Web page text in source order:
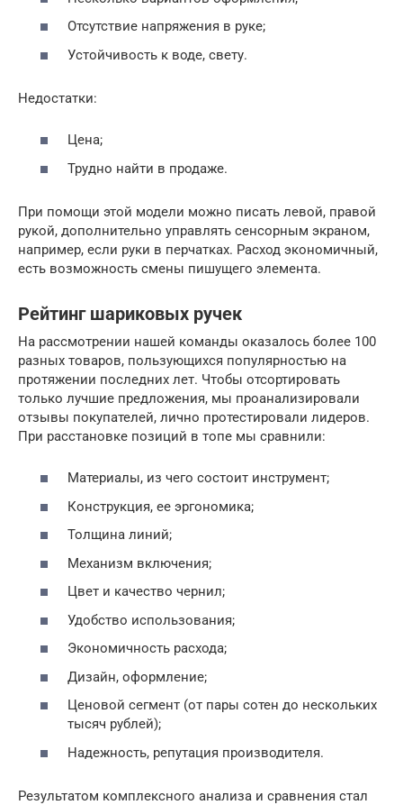
Отсутствие напряжения в руке;
Устойчивость к воде, свету.
Недостатки:
Цена;
Трудно найти в продаже.
При помощи этой модели можно писать левой, правой
рукой, дополнительно управлять сенсорным экраном,
например, если руки в перчатках. Расход экономичный,
есть возможность смены пишущего элемента.
Рейтинг шариковых ручек
На рассмотрении нашей команды оказалось более 100
разных товаров, пользующихся популярностью на
протяжении последних лет. Чтобы отсортировать
только лучшие предложения, мы проанализировали
отзывы покупателей, лично протестировали лидеров.
При расстановке позиций в топе мы сравнили:
Материалы, из чего состоит инструмент;
Конструкция, ее эргономика;
Толщина линий;
Механизм включения;
Цвет и качество чернил;
Удобство использования;
Экономичность расхода;
Дизайн, оформление;
Ценовой сегмент (от пары сотен до нескольких
тысяч рублей);
Надежность, репутация производителя.
Результатом комплексного анализа и сравнения стал